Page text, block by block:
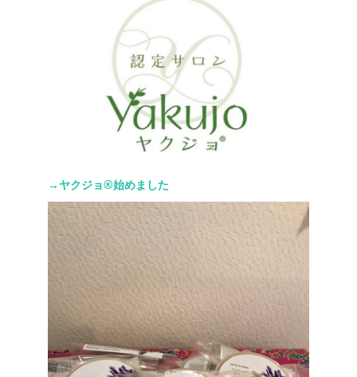
→ヤクジョ®︎始めました